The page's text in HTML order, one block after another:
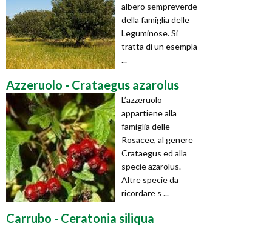
albero sempreverde
della famiglia delle
Leguminose. Si
tratta di un esempla
...
Azzeruolo - Crataegus azarolus
L’azzeruolo
appartiene alla
famiglia delle
Rosacee, al genere
Crataegus ed alla
specie azarolus.
Altre specie da
ricordare s ...
Carrubo - Ceratonia siliqua